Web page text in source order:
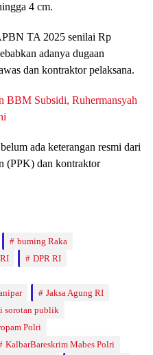
4 cm.
TA 2025 senilai Rp
adanya dugaan
dan kontraktor pelaksana.
BBM Subsidi, Ruhermansyah
ada keterangan resmi dari
(PPK) dan kontraktor
buming Raka
DPR RI
Jaksa Agung RI
sorotan publik
Polri
KalbarBareskrim Mabes Polri